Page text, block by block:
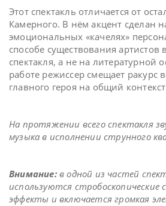
Этот спектакль отличается от
Камерного. В нём акцент сделан
эмоциональных «качелях»
способе существования артистов
спектакля, а не на литературной
работе режиссер смещает ракурс
главного героя на общий
На протяжении всего спектакля
музыка в исполнении струнного
Внимание: в одной из частей
используются стробоскопические
эффекты и включается громкая